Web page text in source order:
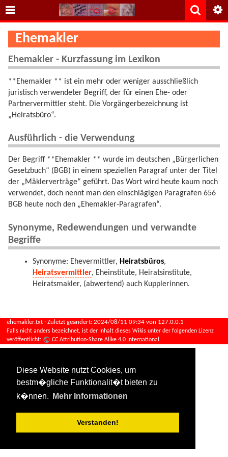
Diese Website nutzt Cookies, um
bestm�gliche Funktionalit�t bieten zu
k�nnen.
Mehr Informationen
Verstanden!
Ehemakler
Ehemakler - Kurzfassung im Lexikon
**Ehemakler ** ist ein mehr oder weniger ausschließlich
juristisch verwendeter Begriff, der für einen Ehe- oder
Partnervermittler steht. Die Vorgängerbezeichnung ist
„Heiratsbüro“.
Ausführlich - die Verwendung
Der Begriff **Ehemakler ** wurde im deutschen „Bürgerlichen
Gesetzbuch“ (BGB) in einem speziellen Paragraf unter der Titel
der „Mäklerverträge“ geführt. Das Wort wird heute kaum noch
verwendet, doch nennt man den einschlägigen Paragrafen 656
BGB heute noch den „Ehemakler-Paragrafen“.
Synonyme, Redewendungen und verwandte
Begriffe
Synonyme: Ehevermittler, Heiratsbüros,
Heiratsvermittler, Eheinstitute, Heiratsinstitute,
Heiratsmakler, (abwertend) auch Kupplerinnen.
ehemakler.txt · Zuletzt geändert: 2024/08/11 09:34 von 127.0.0.1
Falls nicht anders bezeichnet, ist der Inhalt dieses Wikis unter der folgenden Lizenz
veröffentlicht:
CC Attribution-Share Alike 4.0 International